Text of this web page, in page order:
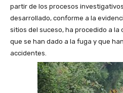
partir de los procesos
desarrollado, conforme a la
sitios del suceso, ha procedido a
que se han dado a la fuga y que
accidentes.